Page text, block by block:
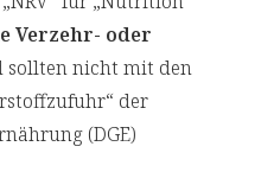
Verzehr- oder
sollten nicht mit den
der
(DGE)